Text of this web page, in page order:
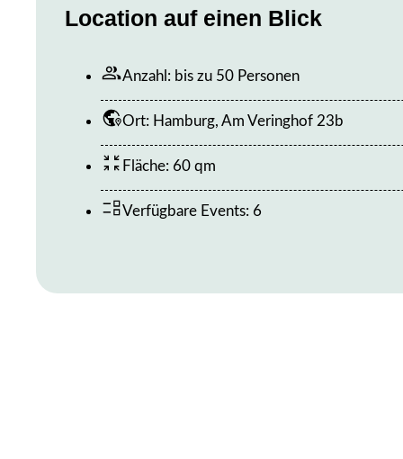
Location auf einen Blick
Anzahl: bis zu 50 Personen
Ort: Hamburg, Am Veringhof 23b
Fläche: 60 qm
Verfügbare Events: 6